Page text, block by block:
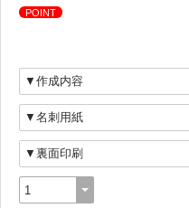
POINT